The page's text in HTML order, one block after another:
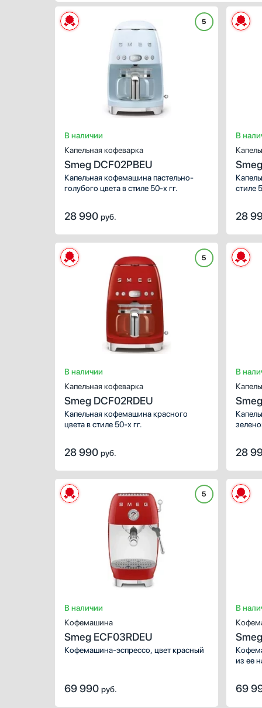
Профессиональные ледогенераторы
Профессиональные посудомоечные машины
Пылесосы
Системы кипячения воды AquaHot
Смесители
Стаканомоечные машины
Стиральные машины
Тостеры
Увлажнители воздуха
Утюги
Холодильники
Холодильное оборудование
Чайники
Объем резервуара для воды,
мл
Подогрев чашек
водопроводу
Есть
5
В наличии
Капельная кофеварка
Smeg DCF02PBEU
Капельная кофемашина пастельно-
голубого цвета в стиле 50-х гг.
28 990 руб.
В
стиле
28
5
В наличии
Капельная кофеварка
Smeg DCF02RDEU
Капельная кофемашина красного
цвета в стиле 50-х гг.
28 990 руб.
В
28
5
В наличии
Кофемашина
Smeg ECF03RDEU
Кофемашина-эспрессо, цвет красный
69 990 руб.
В
из ее
69